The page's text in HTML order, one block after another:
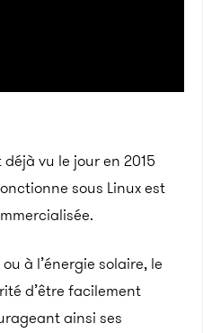
vu le jour en 2015
sous Linux est
à l’énergie solaire, le
d’être facilement
ainsi ses